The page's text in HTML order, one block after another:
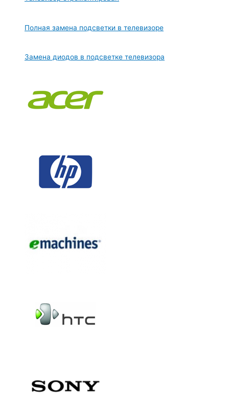
Полная замена подсветки в телевизоре
Замена диодов в подсветке телевизора